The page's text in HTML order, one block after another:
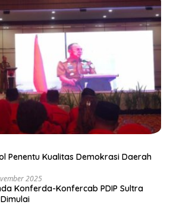
Penentu Kualitas Demokrasi Daerah
2025
Konferda-Konfercab PDIP Sultra